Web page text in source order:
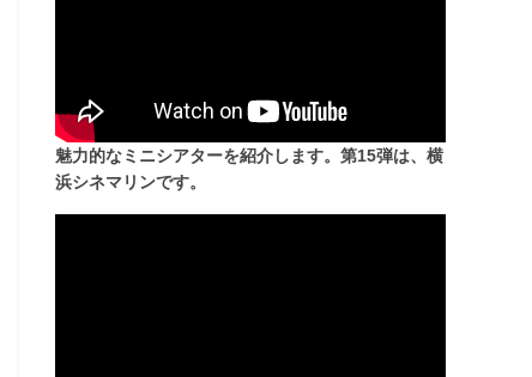
魅力的なミニシアターを紹介します。第15弾は、横
浜シネマリンです。